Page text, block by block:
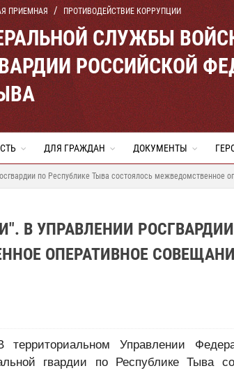
ПРИЕМНАЯ ПРОТИВОДЕЙСТВИЕ КОРРУПЦИИ
СЛУЖБЫ
РОССИЙСКОЙ
ДЛЯ ГРАЖДАН ДОКУМЕНТЫ
по Республике Тыва состоялось межведомственное
В УПРАВЛЕНИИ
ОПЕРАТИВНОЕ
Управлении
гвардии по Республике Тыва